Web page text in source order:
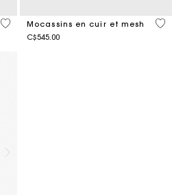
4,1 out of 5 Customer Rating
Mocassins en cuir et mesh
C$545.00
4,3